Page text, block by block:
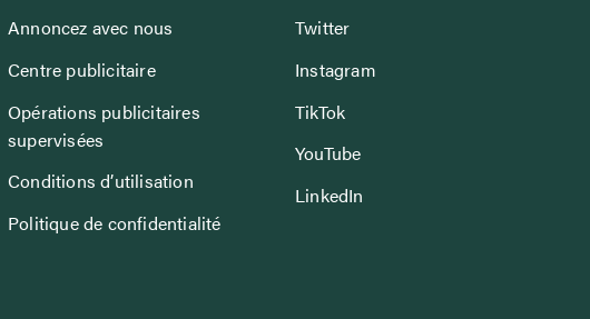
Annoncez avec nous
Centre publicitaire
Opérations publicitaires
supervisées
Conditions d’utilisation
Politique de confidentialité
Twitter
Instagram
TikTok
YouTube
LinkedIn